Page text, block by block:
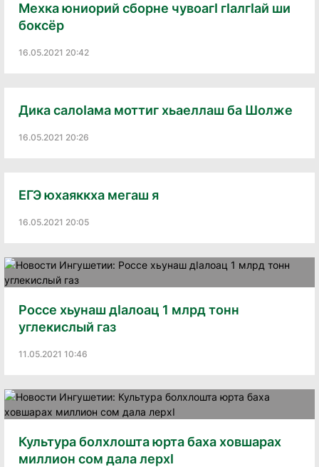
Мехка юниорий сборне чувоагI гIалгIай ши
боксёр
16.05.2021 20:42
Дика салоIама моттиг хьаеллаш ба Шолже
16.05.2021 20:26
ЕГЭ юхаяккха мегаш я
16.05.2021 20:05
Россе хьунаш дIалоац 1 млрд тонн
углекислый газ
11.05.2021 10:46
Культура болхлошта юрта баха ховшарах
миллион сом дала лерхI